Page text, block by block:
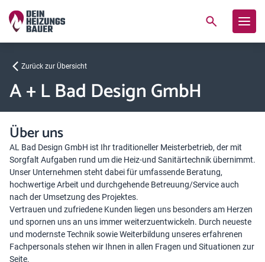
Zurück zur Übersicht
A + L Bad Design GmbH
Über uns
AL Bad Design GmbH ist Ihr traditioneller Meisterbetrieb, der mit
Sorgfalt Aufgaben rund um die Heiz-und Sanitärtechnik übernimmt.
Unser Unternehmen steht dabei für umfassende Beratung,
hochwertige Arbeit und durchgehende Betreuung/Service auch
nach der Umsetzung des Projektes.
Vertrauen und zufriedene Kunden liegen uns besonders am Herzen
und spornen uns an uns immer weiterzuentwickeln. Durch neueste
und modernste Technik sowie Weiterbildung unseres erfahrenen
Fachpersonals stehen wir Ihnen in allen Fragen und Situationen zur
Seite.